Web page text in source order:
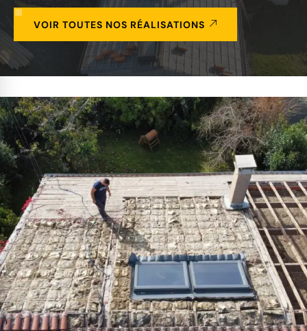
VOIR TOUTES NOS RÉALISATIONS